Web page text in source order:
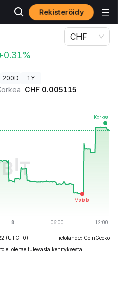
Rekisteröidy
CHF
200D 1Y
CHF 0.005115
(UTC+0)
Tietolähde: CoinGecko
ei ole tae tulevasta kehityksestä.